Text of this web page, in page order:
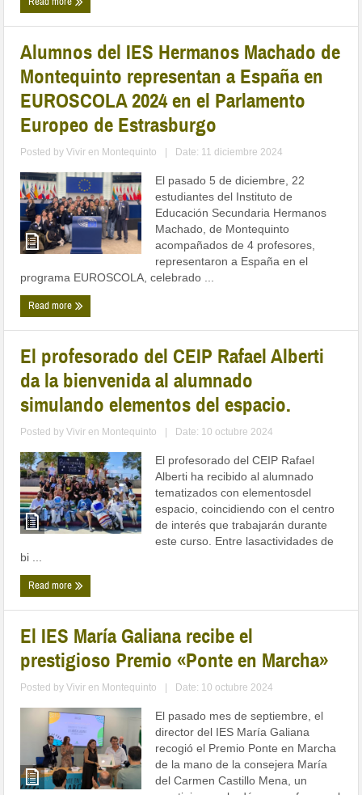
Alumnos del IES Hermanos Machado de
Montequinto representan a España en
EUROSCOLA 2024 en el Parlamento
Europeo de Estrasburgo
Posted byVivir en Montequinto Date: 11 diciembre 2024
El pasado 5 de diciembre, 22
estudiantes del Instituto de
Educación Secundaria Hermanos
Machado, de Montequinto
acompañados de 4 profesores,
representaron a España en el
programa EUROSCOLA, celebrado ...
Read more
El profesorado del CEIP Rafael Alberti
da la bienvenida al alumnado
simulando elementos del espacio.
Posted byVivir en Montequinto Date: 10 octubre 2024
El profesorado del CEIP Rafael
Alberti ha recibido al alumnado
tematizados con elementosdel
espacio, coincidiendo con el centro
de interés que trabajarán durante
este curso. Entre lasactividades de
bi ...
Read more
El IES María Galiana recibe el
prestigioso Premio «Ponte en Marcha»
Posted byVivir en Montequinto Date: 10 octubre 2024
El pasado mes de septiembre, el
director del IES María Galiana
recogió el Premio Ponte en Marcha
de la mano de la consejera María
del Carmen Castillo Mena, un